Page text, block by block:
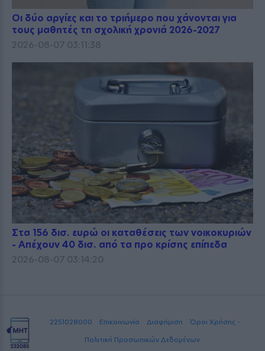
Οι δύο αργίες και το τριήμερο που χάνονται για
τους μαθητές τη σχολική χρονιά 2026-2027
2026-08-07 03:11:38
Στα 156 δισ. ευρώ οι καταθέσεις των νοικοκυριών
- Απέχουν 40 δισ. από τα προ κρίσης επίπεδα
2026-08-07 03:14:20
2251028000 Επικοινωνία Διαφήμιση
Όροι Χρήσης -
Πολιτική Προσωπικών Δεδομένων